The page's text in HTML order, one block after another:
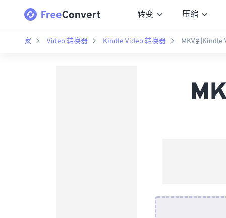
转变 压缩
家 Video 转换器 Kindle Video 转换器 MKV到Kindle